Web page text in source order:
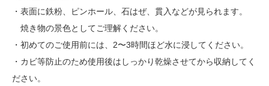
・表面に鉄粉、ピンホール、石はぜ、貫入などが見られます。
焼き物の景色としてご理解ください。
・初めてのご使用前には、2〜3時間ほど水に浸してください。
・カビ等防止のため使用後はしっかり乾燥させてから収納してく
ださい。